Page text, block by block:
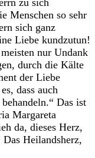
zu sich
Menschen so sehr
sich ganz
Liebe kundzutun!
nur Undank
durch die Kälte
der Liebe
dass auch
Das ist
Margareta
da, dieses Herz,
Heilandsherz,